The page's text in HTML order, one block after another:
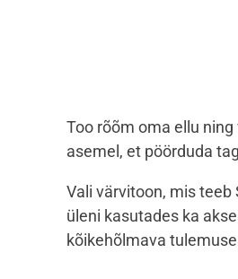
Too rõõm oma ellu
asemel, et pöörduda
Vali värvitoon, mis teeb
üleni kasutades ka
kõikehõlmava